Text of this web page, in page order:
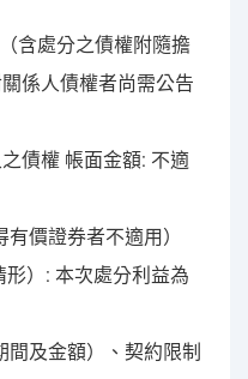
含處分之債權附隨擔
係人債權者尚需公告
債權 帳面金額: 不適
價證券者不適用）
形）: 本次處分利益為
及金額）、契約限制